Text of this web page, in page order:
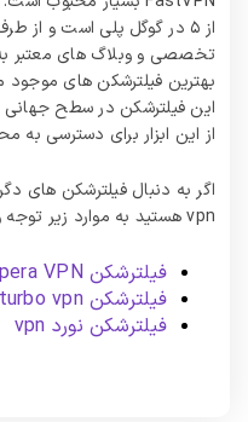
از ۵ در گوگل پلی است و
تخصصی و وبلاگ های معتبر به
بهترین فیلترشکن های
این فیلترشکن در سطح جهانی
از این ابزار برای دسترسی به
اگر به دنبال فیلترشکن های
vpn هستید به موارد زیر توجه ویژه داشته باشید :
فیلترشکن Opera VPN
فیلترشکن turbo vpn
فیلترشکن نورد vpn